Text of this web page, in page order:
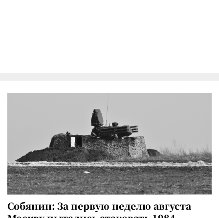
Собянин: За первую неделю августа